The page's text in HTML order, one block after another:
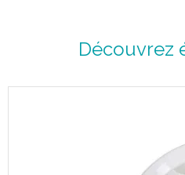
Découvrez